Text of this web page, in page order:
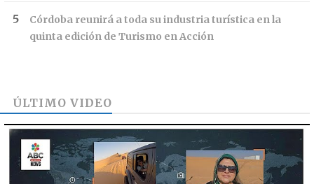
Córdoba reunirá a toda su industria turística en la
quinta edición de Turismo en Acción
ÚLTIMO VIDEO